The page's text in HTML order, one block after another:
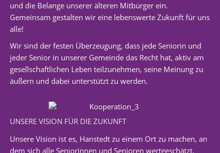
und die Belange unserer älteren Mitbürger ein.
Gemeinsam gestalten wir eine lebenswerte Zukunft für uns
alle!
Wir sind der festen Überzeugung, dass jede Seniorin und
jeder Senior in unserer Gemeinde das Recht hat, aktiv am
gesellschaftlichen Leben teilzunehmen, seine Meinung zu
äußern und dabei unterstützt zu werden.
UNSERE VISION FÜR DIE ZUKUNFT
Unsere Vision ist es, Hanstedt zu einem Ort zu machen, an
dem sich alle Seniorinnen und Senioren wertgeschätzt,